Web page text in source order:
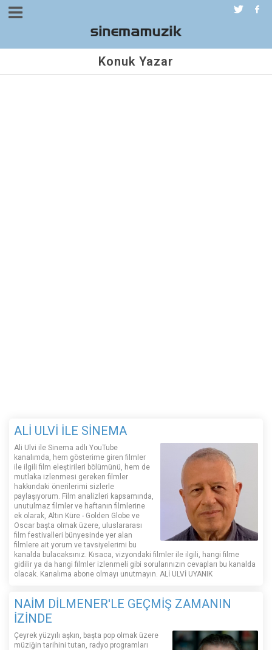
Konuk Yazar
ALİ ULVİ İLE SİNEMA
Ali Ulvi ile Sinema adlı YouTube
kanalımda, hem gösterime giren filmler
ile ilgili film eleştirileri bölümünü, hem de
mutlaka izlenmesi gereken filmler
hakkındaki önerilerimi sizlerle
paylaşıyorum. Film analizleri kapsamında,
unutulmaz filmler ve haftanın filmlerine
ek olarak, Altın Küre - Golden Globe ve
Oscar başta olmak üzere, uluslararası
film festivalleri bünyesinde yer alan
filmlere ait yorum ve tavsiyelerimi bu
kanalda bulacaksınız. Kısaca, vizyondaki filmler ile ilgili, hangi filme
gidilir ya da hangi filmler izlenmeli gibi sorularınızın cevapları bu kanalda
olacak. Kanalıma abone olmayı unutmayın. ALİ ULVİ UYANIK
NAİM DİLMENER'LE GEÇMİŞ ZAMANIN
İZİNDE
Çeyrek yüzyılı aşkın, başta pop olmak üzere
müziğin tarihini tutan, radyo programları